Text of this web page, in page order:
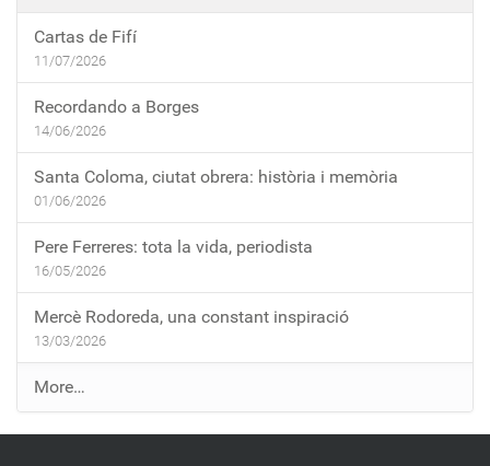
Cartas de Fifí
11/07/2026
Recordando a Borges
14/06/2026
Santa Coloma, ciutat obrera: història i memòria
01/06/2026
Pere Ferreres: tota la vida, periodista
16/05/2026
Mercè Rodoreda, una constant inspiració
13/03/2026
E
n
t
More…